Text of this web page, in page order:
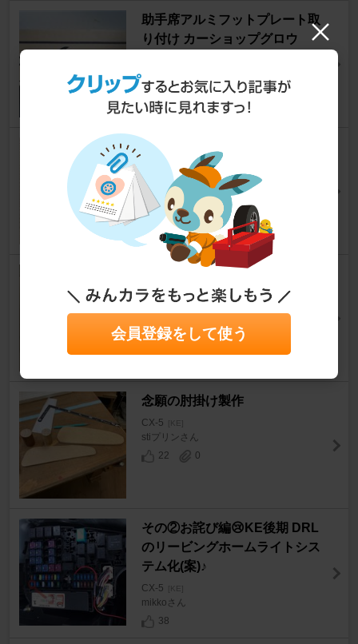
助手席アルミフットプレート取
り付け カーショップグロウ
ＶｏｉｃｅｏｆＬｏｖｅさん
15
0
車内ライトをLED化①
[KE]
CS1223さん
7
0
り付け
CX-5 [KE]
H-TKさん
念願の肘掛け製作
CX-5 [KE]
stiプリンさん
22
0
その②お詫び編😢KE後期 DRL
のリービングホームライトシス
テム化(案)♪
CX-5 [KE]
mikkoさん
38
会員登録をして使う